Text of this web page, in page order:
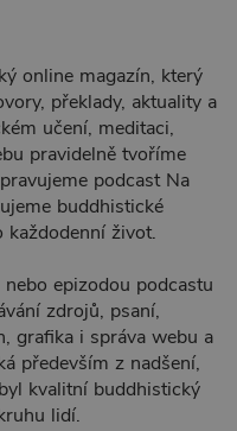
online magazín, který
překlady, aktuality a
učení, meditaci,
pravidelně tvoříme
podcast Na
buddhistické
každodenní život.
epizodou podcastu
zdrojů, psaní,
grafika i správa webu a
především z nadšení,
kvalitní buddhistický
lidí.